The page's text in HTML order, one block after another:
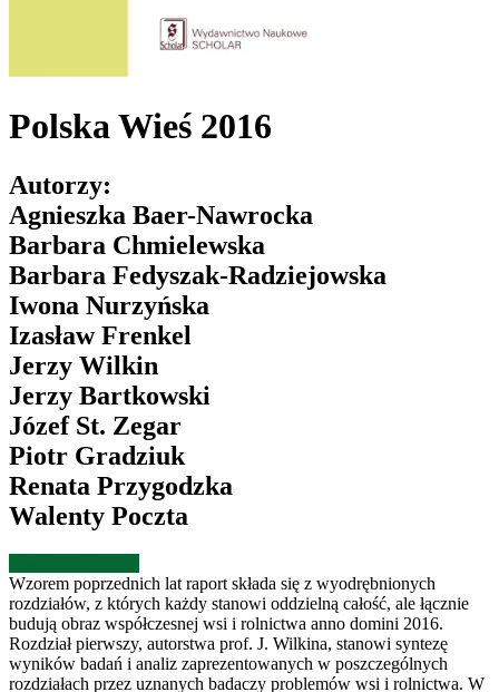
Polska Wieś 2016
Autorzy:
Agnieszka Baer-Nawrocka
Barbara Chmielewska
Barbara Fedyszak-Radziejowska
Iwona Nurzyńska
Izasław Frenkel
Jerzy Wilkin
Jerzy Bartkowski
Józef St. Zegar
Piotr Gradziuk
Renata Przygodzka
Walenty Poczta
Wzorem poprzednich lat raport składa się z wyodrębnionych
rozdziałów, z których każdy stanowi oddzielną całość, ale łącznie
budują obraz współczesnej wsi i rolnictwa anno domini 2016.
Rozdział pierwszy, autorstwa prof. J. Wilkina, stanowi syntezę
wyników badań i analiz zaprezentowanych w poszczególnych
rozdziałach przez uznanych badaczy problemów wsi i rolnictwa. W